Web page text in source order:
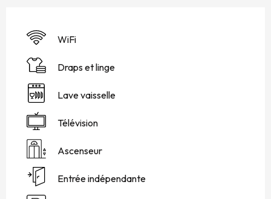
WiFi
Draps et linge
Lave vaisselle
Télévision
Ascenseur
Entrée indépendante